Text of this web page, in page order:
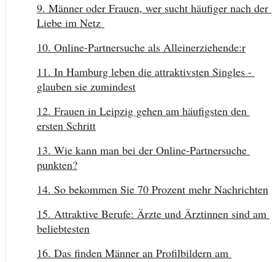
9. Männer oder Frauen, wer sucht häufiger nach der
Liebe im Netz
10. Online-Partnersuche als Alleinerziehende:r
11. In Hamburg leben die attraktivsten Singles -
glauben sie zumindest
12. Frauen in Leipzig gehen am häufigsten den
ersten Schritt
13. Wie kann man bei der Online-Partnersuche
punkten?
14. So bekommen Sie 70 Prozent mehr Nachrichten
15. Attraktive Berufe: Ärzte und Ärztinnen sind am
beliebtesten
16. Das finden Männer an Profilbildern am